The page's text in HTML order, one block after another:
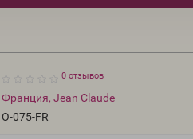
0 отзывов
Франция, Jean Claude
O-075-FR